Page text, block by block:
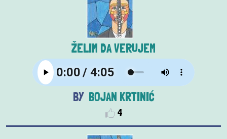
ŽELIM DA VERUJEM
BOJAN KRTINIĆ
4